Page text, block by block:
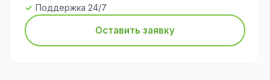
Поддержка 24/7
Оставить заявку